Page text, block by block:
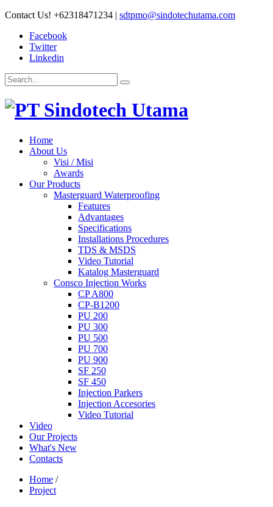
Contact Us! +62318471234 | sdtpmo@sindotechutama.com
Facebook
Twitter
Linkedin
Home
About Us
Visi / Misi
Awards
Our Products
Masterguard Waterproofing
Features
Advantages
Specifications
Installations Procedures
TDS & MSDS
Video Tutorial
Katalog Masterguard
Consco Injection Works
CP A800
CP-B1200
PU 200
PU 300
PU 500
PU 700
PU 900
SF 250
SF 450
Injection Parkers
Injection Accesories
Video Tutorial
Video
Our Projects
What's New
Contacts
Home /
Project